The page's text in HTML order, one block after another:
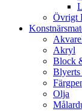
Övrigt
Akryl
Block
Olja